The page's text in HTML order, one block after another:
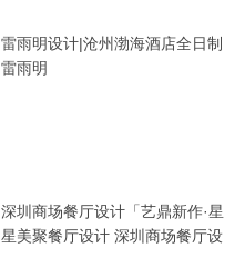
雷雨明设计|沧州渤海酒店全日制
餐厅设计
雷雨明
深圳商场餐厅设计「艺鼎新作·星
美聚」跟随‘鱼尾狮’，游走新加坡
星美聚餐厅设计 深圳商场餐厅设